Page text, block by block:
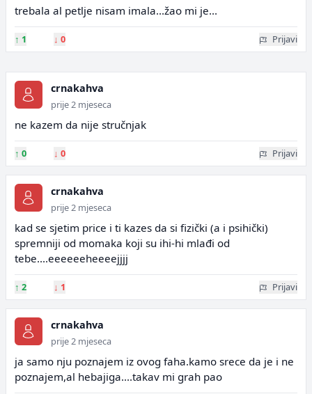
trebala al petlje nisam imala...žao mi je...
↑ 1 ↓ 0 Prijavi
crnakahva
prije 2 mjeseca
ne kazem da nije stručnjak
↑ 0 ↓ 0 Prijavi
crnakahva
prije 2 mjeseca
kad se sjetim price i ti kazes da si fizički (a i psihički)
spremniji od momaka koji su ihi-hi mlađi od
tebe....eeeeeeheeeejjjj
↑ 2 ↓ 1 Prijavi
crnakahva
prije 2 mjeseca
ja samo nju poznajem iz ovog faha.kamo srece da je i ne
poznajem,al hebajiga....takav mi grah pao